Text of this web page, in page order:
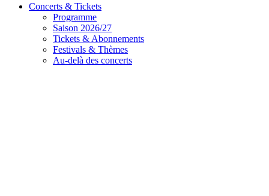
Concerts & Tickets
Programme
Saison 2026/27
Tickets & Abonnements
Festivals & Thèmes
Au-delà des concerts